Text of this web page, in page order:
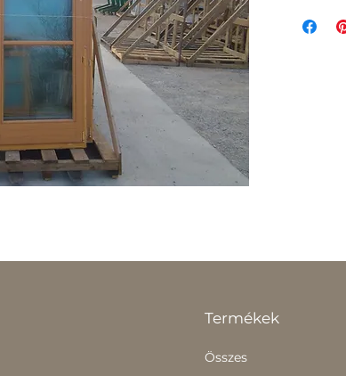
Termékek
Összes